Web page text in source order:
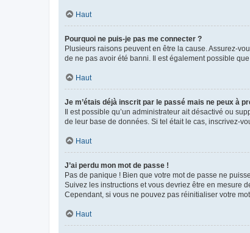
Haut
Pourquoi ne puis-je pas me connecter ?
Plusieurs raisons peuvent en être la cause. Assurez-
de ne pas avoir été banni. Il est également possible
Haut
Je m’étais déjà inscrit par le passé mais ne peux à
Il est possible qu’un administrateur ait désactivé ou
de leur base de données. Si tel était le cas, inscrivez-
Haut
J’ai perdu mon mot de passe !
Pas de panique ! Bien que votre mot de passe ne
Suivez les instructions et vous devriez être en mesure
Cependant, si vous ne pouvez pas réinitialiser votre
Haut